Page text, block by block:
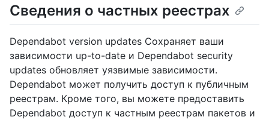
Сведения о частных реестрах
Dependabot version updates Сохраняет ваши
зависимости up-to-date и Dependabot security
updates обновляет уязвимые зависимости.
Dependabot может получить доступ к публичным
реестрам. Кроме того, вы можете предоставить
Dependabot доступ к частным реестрам пакетов и